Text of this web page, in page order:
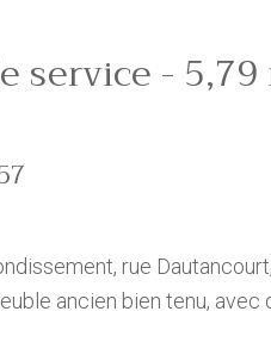
service - 5,79
rue
ancien bien tenu,